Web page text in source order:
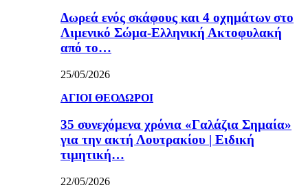
Δωρεά ενός σκάφους και 4 οχημάτων στο
Λιμενικό Σώμα-Ελληνική Ακτοφυλακή
από το…
25/05/2026
ΑΓΙΟΙ ΘΕΟΔΩΡΟΙ
35 συνεχόμενα χρόνια «Γαλάζια Σημαία»
για την ακτή Λουτρακίου | Ειδική
τιμητική…
22/05/2026